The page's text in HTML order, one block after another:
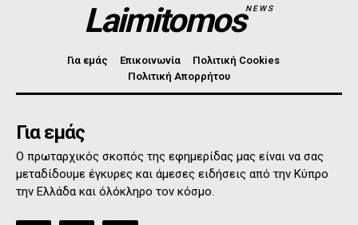
LaimitomosNEWS
Για εμάς Επικοινωνία
Πολιτική Cookies
Πολιτική Απορρήτου
Για εμάς
Ο πρωταρχικός σκοπός της εφημερίδας μας είναι να σας
μεταδίδουμε έγκυρες και άμεσες ειδήσεις από την Κύπρο
την Ελλάδα και όλόκληρο τον κόσμο.